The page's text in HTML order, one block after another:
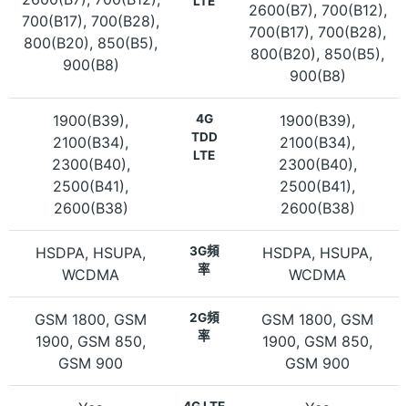
700(B17), 700(B28),
800(B20), 850(B5),
900(B8)
2600(B7), 700(B12),
700(B17), 700(B28),
800(B20), 850(B5),
900(B8)
1900(B39),
2100(B34),
2300(B40),
2500(B41),
2600(B38)
4G
TDD
LTE
1900(B39),
2100(B34),
2300(B40),
2500(B41),
2600(B38)
HSDPA, HSUPA,
WCDMA
3G頻
率
HSDPA, HSUPA,
WCDMA
GSM 1800, GSM
1900, GSM 850,
GSM 900
2G頻
率
GSM 1800, GSM
1900, GSM 850,
GSM 900